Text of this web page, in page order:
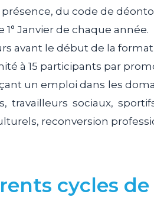
du code de
Janvier de chaque année.
avant le début de la
à 15 participants par
un emploi dans les
travailleurs sociaux,
reconversion
cycles de